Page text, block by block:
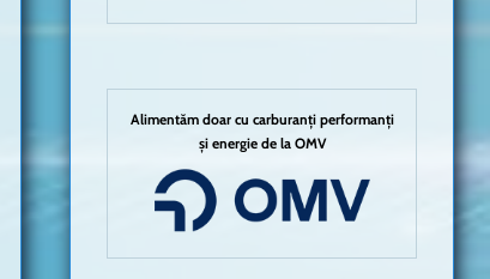
Alimentăm doar cu carburanți performanți
și energie de la OMV